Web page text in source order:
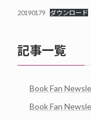
20190179 ダウンロード
記事一覧
Book Fan
Book Fan